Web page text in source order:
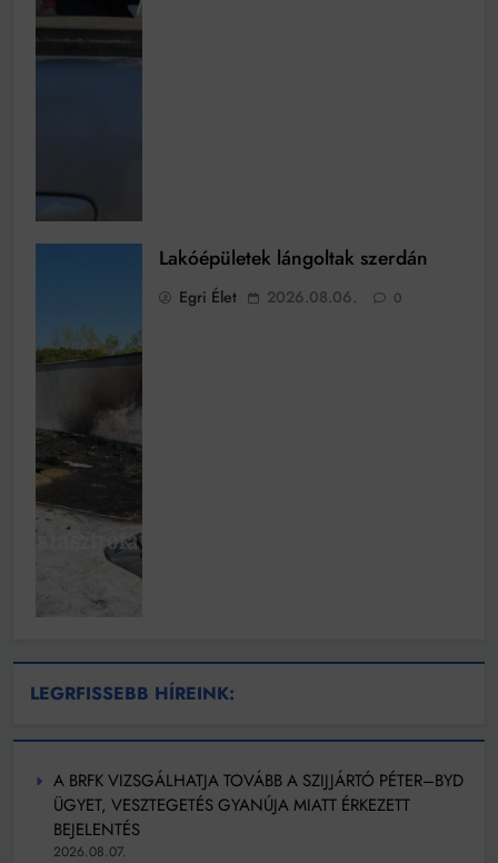
Lakóépületek lángoltak szerdán
Egri Élet 2026.08.06. 0
LEGRFISSEBB HÍREINK:
A BRFK VIZSGÁLHATJA TOVÁBB A SZIJJÁRTÓ PÉTER–BYD
ÜGYET, VESZTEGETÉS GYANÚJA MIATT ÉRKEZETT
BEJELENTÉS
2026.08.07.